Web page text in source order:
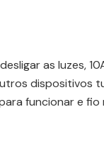
as luzes,
dispositivos
funcionar e